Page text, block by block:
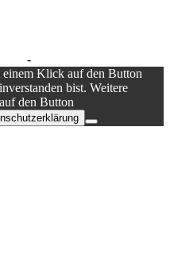
-
Klick auf den Button
bist. Weitere
den Button